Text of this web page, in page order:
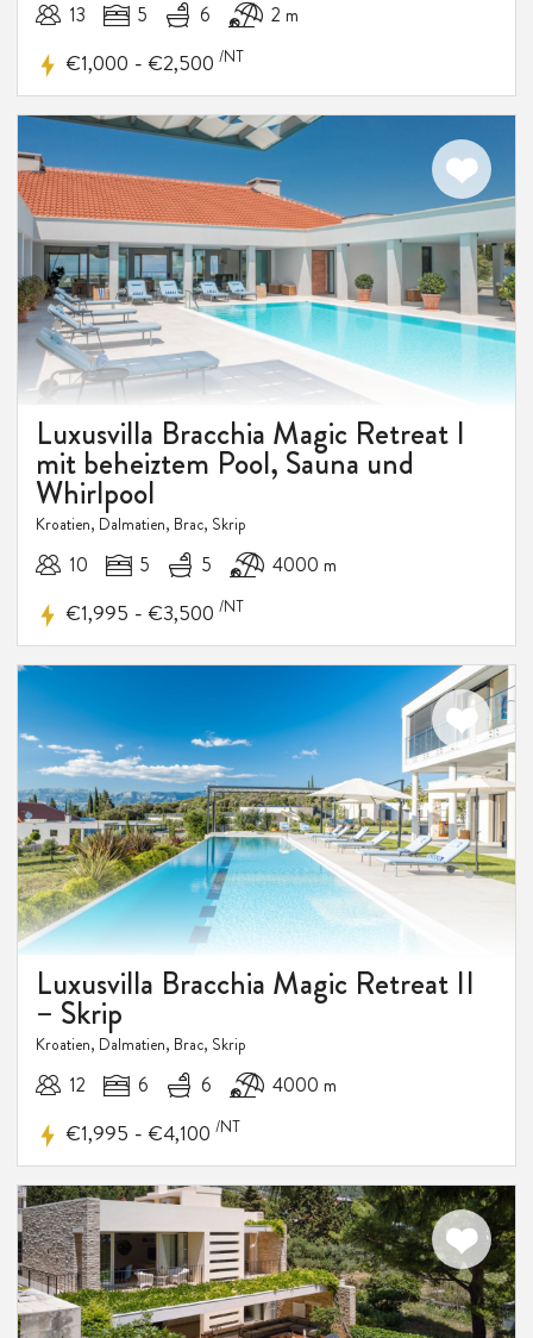
10-20%
13 5 6 2 m
€1,000 - €2,500 /NT
Luxusvilla Bracchia Magic Retreat I
mit beheiztem Pool, Sauna und
Whirlpool
Kroatien, Dalmatien, Brac, Skrip
10 5 5 4000 m
€1,995 - €3,500 /NT
Luxusvilla Bracchia Magic Retreat II
– Skrip
Kroatien, Dalmatien, Brac, Skrip
12 6 6 4000 m
€1,995 - €4,100 /NT